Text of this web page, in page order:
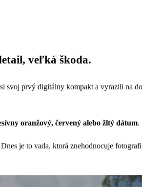
veľká škoda.
svoj prvý digitálny kompakt a vyrazili na
oranžový, červený alebo žltý dátum.
je to vada, ktorá znehodnocuje